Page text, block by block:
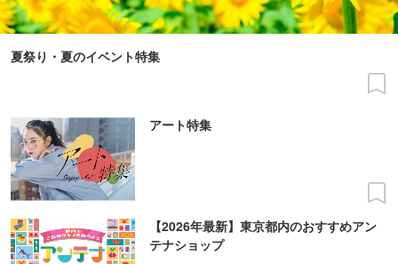
夏祭り・夏のイベント特集
アート特集
【2026年最新】東京都内のおすすめアン
テナショップ